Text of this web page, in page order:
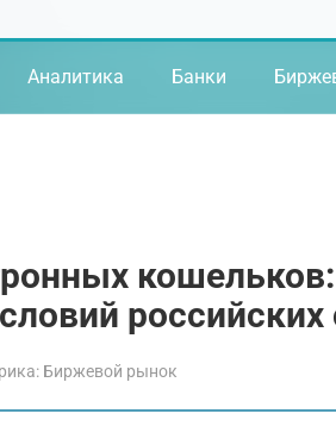
Аналитика Банки
российских
Биржевой рынок